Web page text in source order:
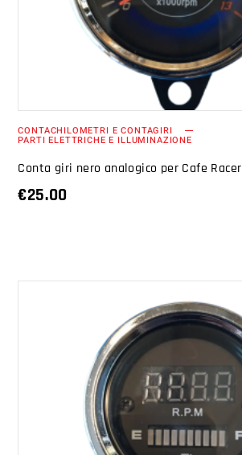
CONTACHILOMETRI E CONTAGIRI
PARTI ELETTRICHE E ILLUMINAZIONE
Conta giri nero analogico per Cafe Racer
€25.00
AGGIUNGI AL CARRELLO